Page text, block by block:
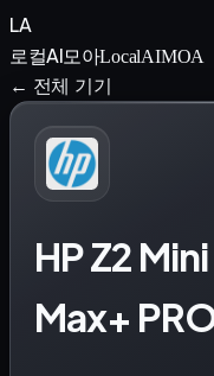
LA
로컬AI모아LocalAIMOA
← 전체 기기
HP Z2
Max+